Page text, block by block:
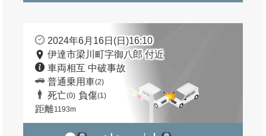
2024年6月16日(日)16:10
伊達市梁川町字御八郎 付近
車両相互 中破事故
普通乗用車(2)
死亡(0) 負傷(1)
距離1193m